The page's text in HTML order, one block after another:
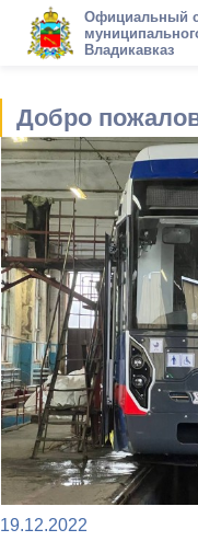
Официальный
Владикавказ
Добро
19.12.2022